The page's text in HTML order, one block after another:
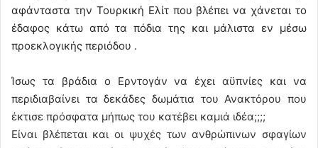
αφάνταστα την Τουρκική Ελίτ που βλέπει να χάνεται το
έδαφος κάτω από τα πόδια της και μάλιστα εν μέσω
προεκλογικής περιόδου .
Ίσως τα βράδια ο Ερντογάν να έχει αϋπνίες και να
περιδιαβαίνει τα δεκάδες δωμάτια του Ανακτόρου που
έκτισε πρόσφατα μήπως του κατέβει καμιά ιδέα;;;;
Είναι βλέπεται και οι ψυχές των ανθρώπινων σφαγίων